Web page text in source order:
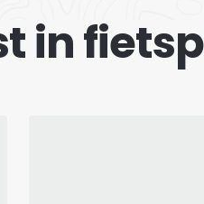
in